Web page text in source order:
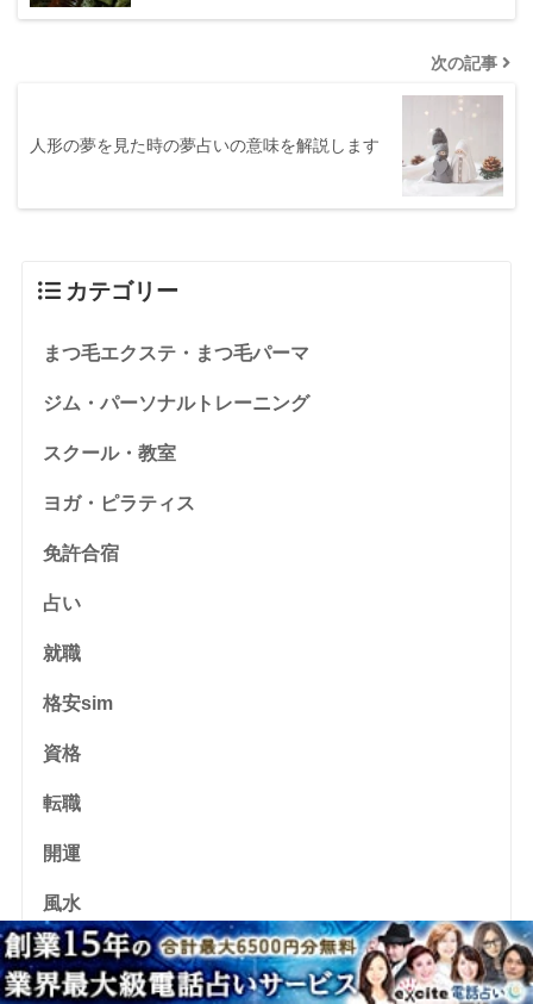
次の記事
人形の夢を見た時の夢占いの意味を解説します
カテゴリー
まつ毛エクステ・まつ毛パーマ
ジム・パーソナルトレーニング
スクール・教室
ヨガ・ピラティス
免許合宿
占い
就職
格安sim
資格
転職
開運
風水